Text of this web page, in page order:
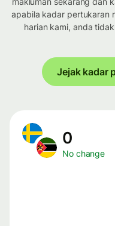
apabila kadar pertukaran
harian kami, anda
Jejak kadar
0
No change